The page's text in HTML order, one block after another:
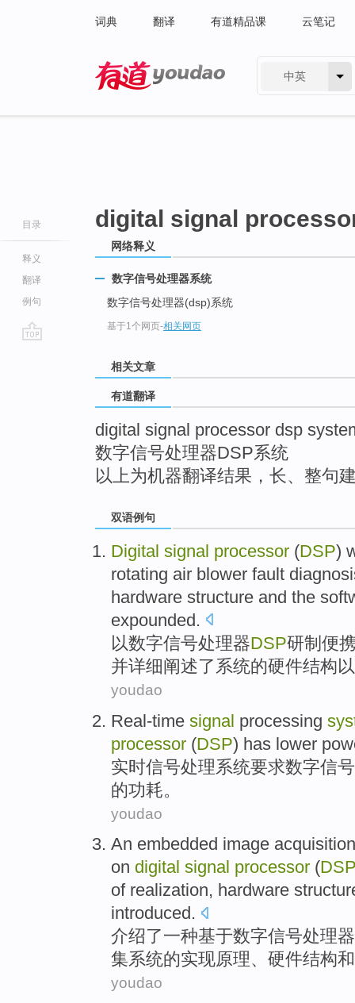
词典 翻译 有道精品课 云笔记
中英
目录
释义
翻译
例句
digital signal
网络释义
数字信号处理器系统
数字信号处理器(dsp)系统
基于1个网页-相关网页
相关文章
有道翻译
digital signal processor dsp
数字信号处理器DSP系统
以上为机器翻译结果，长、整句
双语例句
Digital signal processor (DSP)
rotating air blower fault
hardware structure and the
expounded.
以数字信号处理器DSP研制 便
并详细阐述了 系统的硬件结构
youdao
Real-time signal processing
processor (DSP) has lower
实时信号处理系统要求数字信号
的功耗。
youdao
An embedded image acquisition
on digital signal processor (
of realization, hardware
introduced .
介绍了一种基于数字信号处理器
集系统的实现原理、 硬件结构和
youdao